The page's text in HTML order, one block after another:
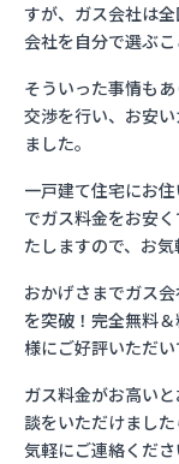
すが、ガス会社は
会社を自分で選ぶこ
そういった事情も
交渉を行い、お安
ました。
一戸建て住宅にお
でガス料金をお安
たしますので、お
おかげさまでガス
を突破！完全無料
様にご好評いただい
ガス料金がお高い
談をいただけまし
気軽にご連絡くだ